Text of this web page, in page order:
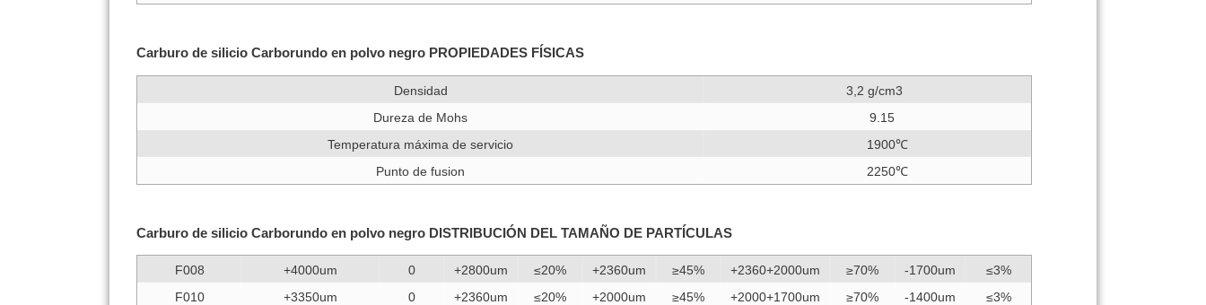
Carburo de silicio Carborundo en polvo negro PROPIEDADES FÍSICAS
Densidad
3,2 g/cm3
Dureza de Mohs
9.15
Temperatura máxima de servicio
1900℃
Punto de fusion
2250℃
Carburo de silicio Carborundo en polvo negro DISTRIBUCIÓN DEL TAMAÑO DE PARTÍCULAS
F008 +4000um 0 +2800um ≤20% +2360um ≥45% +2360+2000um ≥70% -1700um
≤3%
F010
+3350um 0 +2360um ≤20% +2000um ≥45% +2000+1700um ≥70% -1400um
≤3%